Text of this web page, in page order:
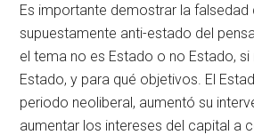
Es importante demostrar la falsedad
supuestamente anti-estado del
el tema no es Estado o no Estado,
Estado, y para qué objetivos. El
periodo neoliberal, aumentó su
aumentar los intereses del capital a